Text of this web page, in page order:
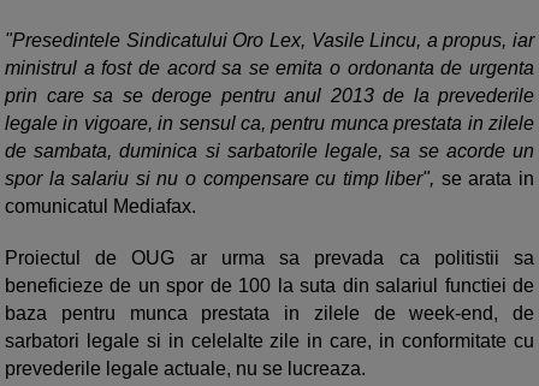
"Presedintele Sindicatului Oro Lex, Vasile Lincu, a propus, iar
ministrul a fost de acord sa se emita o ordonanta de urgenta
prin care sa se deroge pentru anul 2013 de la prevederile
legale in vigoare, in sensul ca, pentru munca prestata in zilele
de sambata, duminica si sarbatorile legale, sa se acorde un
spor la salariu si nu o compensare cu timp liber", se arata in
comunicatul Mediafax.
Proiectul de OUG ar urma sa prevada ca politistii sa
beneficieze de un spor de 100 la suta din salariul functiei de
baza pentru munca prestata in zilele de week-end, de
sarbatori legale si in celelalte zile in care, in conformitate cu
prevederile legale actuale, nu se lucreaza.